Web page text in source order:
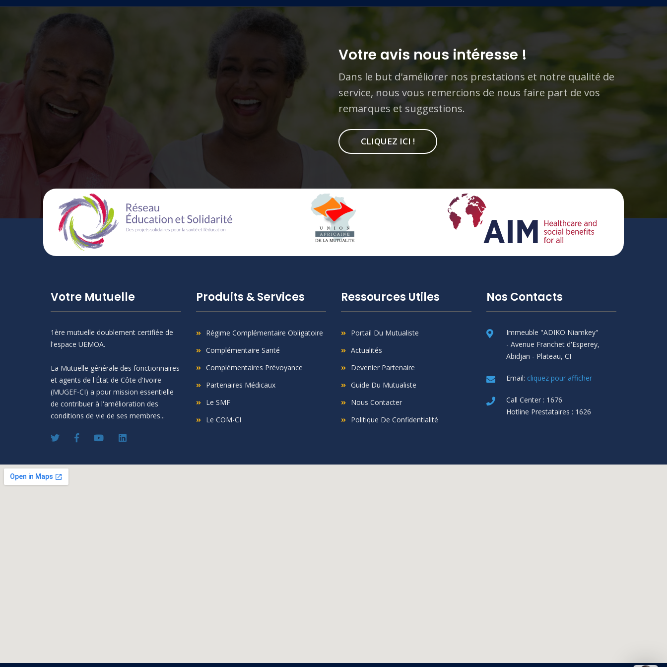
Votre avis nous intéresse !
Dans le but d'améliorer nos prestations et notre qualité de
service, nous vous remercions de nous faire part de vos
remarques et suggestions.
CLIQUEZ ICI !
Votre Mutuelle
1ère mutuelle doublement certifiée de
l'espace UEMOA.
La Mutuelle générale des fonctionnaires
et agents de l'État de Côte d'Ivoire
(MUGEF-CI) a pour mission essentielle
de contribuer à l'amélioration des
conditions de vie de ses membres...
Produits & Services
Régime Complémentaire Obligatoire
Complémentaire Santé
Complémentaires Prévoyance
Partenaires Médicaux
Le SMF
Le COM-CI
Ressources Utiles
Portail Du Mutualiste
Actualités
Devenier Partenaire
Guide Du Mutualiste
Nous Contacter
Politique De Confidentialité
Nos Contacts
Immeuble "ADIKO Niamkey"
- Avenue Franchet d'Esperey,
Abidjan - Plateau, CI
Email: cliquez pour afficher
Call Center : 1676
Hotline Prestataires : 1626